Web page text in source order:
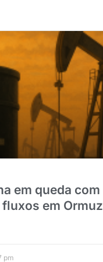
em queda com
em Ormuz
pm